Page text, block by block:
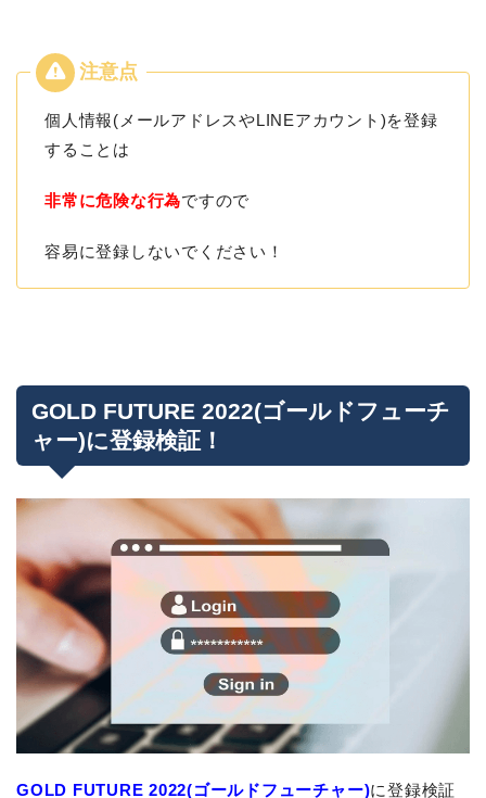
個人情報(メールアドレスやLINEアカウント)を登録
することは
非常に危険な行為ですので
容易に登録しないでください！
GOLD FUTURE 2022(ゴールドフューチ
ャー)に登録検証！
GOLD FUTURE 2022(ゴールドフューチャー)に登録検証